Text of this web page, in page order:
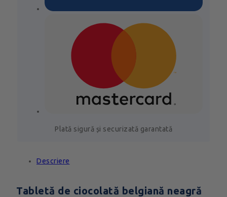
Plată sigură și securizată garantată
Descriere
Tabletă de ciocolată belgiană neagră